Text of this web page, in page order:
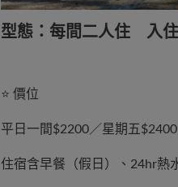
型態：每間二人住 入
⭐️ 價位
平日一間$2200／星期五
住宿含早餐（假日）、24hr熱